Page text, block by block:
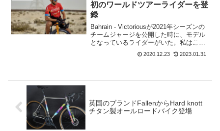
初のワールドツアーライダーを登
録
Bahrain - Victoriousが2021年シーズンの
チームジャージを公開した時に、モデル
となっているライダーがいた。私はこれ
が誰だかわからなった。普通は、チーム
の顔となるべきライダーがモデルをする
2020.12.23 2023.01.31
英国のブランドFallenからHard knott
チタン製オールロードバイク登場